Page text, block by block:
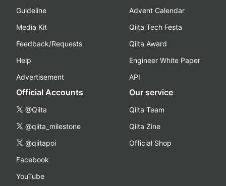
Guideline
Media Kit
Feedback/Requests
Help
Advertisement
Advent Calendar
Qiita Tech Festa
Qiita Award
Engineer White Paper
API
Official Accounts
@Qiita
@qiita_milestone
@qiitapoi
Facebook
YouTube
Our service
Qiita Team
Qiita Zine
Official Shop